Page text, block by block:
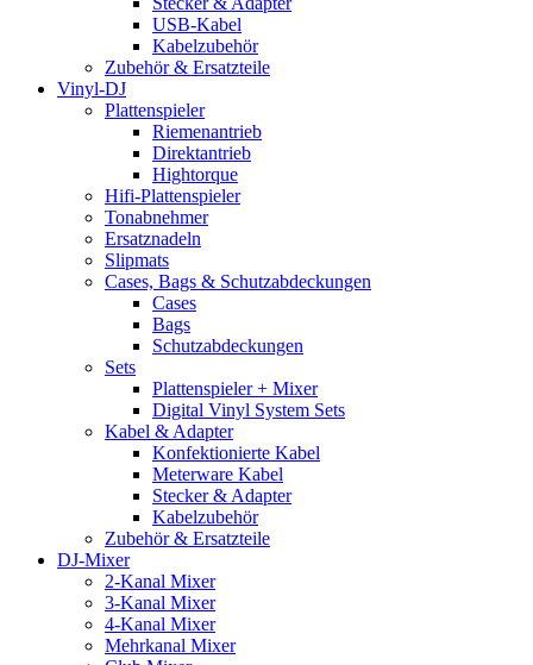
USB-Kabel
Kabelzubehör
Zubehör & Ersatzteile
Vinyl-DJ
Plattenspieler
Riemenantrieb
Direktantrieb
Hightorque
Hifi-Plattenspieler
Tonabnehmer
Ersatznadeln
Slipmats
Cases, Bags & Schutzabdeckungen
Cases
Bags
Schutzabdeckungen
Sets
Plattenspieler + Mixer
Digital Vinyl System Sets
Kabel & Adapter
Konfektionierte Kabel
Meterware Kabel
Stecker & Adapter
Kabelzubehör
Zubehör & Ersatzteile
DJ-Mixer
2-Kanal Mixer
3-Kanal Mixer
4-Kanal Mixer
Mehrkanal Mixer